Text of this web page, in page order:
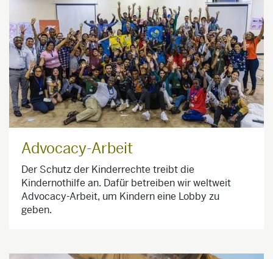
Advocacy-Arbeit
Der Schutz der Kinderrechte treibt die
Kindernothilfe an. Dafür betreiben wir weltweit
Advocacy-Arbeit, um Kindern eine Lobby zu
geben.